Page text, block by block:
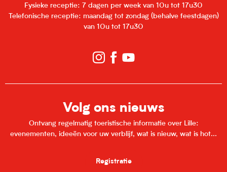
Fysieke receptie: 7 dagen per week van 10u tot 17u30
Telefonische receptie: maandag tot zondag (behalve feestdagen)
van 10u tot 17u30
Volg ons nieuws
Ontvang regelmatig toeristische informatie over Lille:
evenementen, ideeën voor uw verblijf, wat is nieuw, wat is hot...
Registratie